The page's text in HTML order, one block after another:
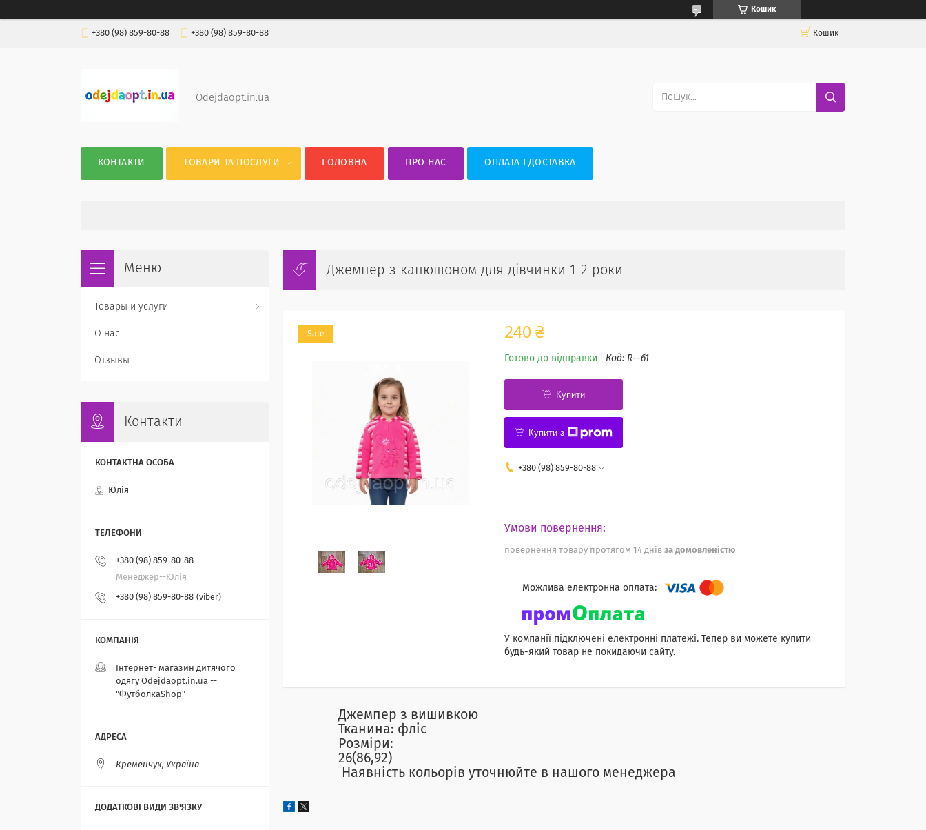
Кошик
+380 (98) 859-80-88 +380 (98) 859-80-88 Кошик
Odejdaopt.in.ua
КОНТАКТИ ТОВАРИ ТА ПОСЛУГИ ГОЛОВНА ПРО НАС ОПЛАТА І ДОСТАВКА
Джемпер з капюшоном для дівчинки 1-2 роки
Sale 240 ₴
Готово до відправки Код: R--61
Купити
Купити з
+380 (98) 859-80-88
повернення товару протягом 14 днів за домовленістю
У компанії підключені електронні платежі. Тепер ви можете купити
будь-який товар не покидаючи сайту.
Джемпер з вишивкою
Тканина: фліс
Розміри:
26(86,92)
Наявність кольорів уточнюйте в нашого менеджера
Товары и услуги
О нас
Отзывы
Контакти
Юлія
+380 (98) 859-80-88
Менеджер--Юлія
+380 (98) 859-80-88 viber
Інтернет- магазин дитячого
одягу Odejdaopt.in.ua --
"ФутболкаShop"
Кременчук, Україна